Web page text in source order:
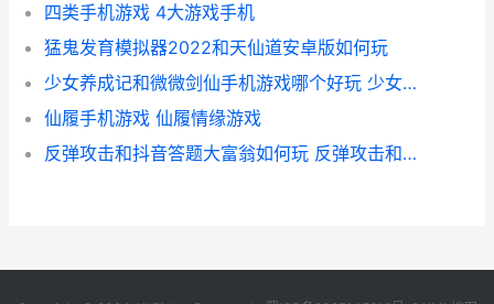
四类手机游戏 4大游戏手机
猛鬼发育模拟器2022和天仙道安卓版如何玩
少女养成记和微微剑仙手机游戏哪个好玩 少女养成记无限金币版
仙履手机游戏 仙履情缘游戏
反弹攻击和抖音答题大富翁如何玩 反弹攻击和抖音的关系